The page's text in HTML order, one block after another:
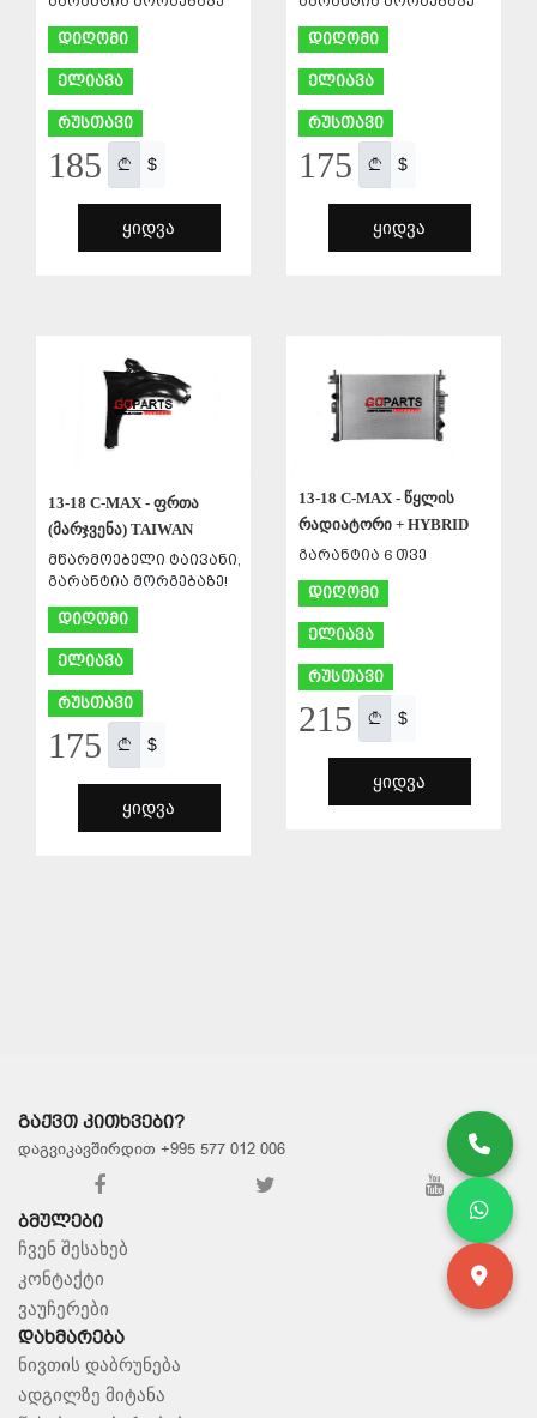
დიღომი
ელიავა
რუსთავი
185 $
ᲧᲘᲓᲕᲐ
დიღომი
ელიავა
რუსთავი
175 $
ᲧᲘᲓᲕᲐ
13-18 C-MAX - ფრთა
(მარჯვენა) TAIWAN
მწარმოებელი ტაივანი,
გარანტია მორგებაზე!
დიღომი
ელიავა
რუსთავი
175 $
ᲧᲘᲓᲕᲐ
13-18 C-MAX - წყლის
რადიატორი + HYBRID
გარანტია 6 თვე
დიღომი
ელიავა
რუსთავი
215 $
ᲧᲘᲓᲕᲐ
ᲒᲐᲥᲕᲗ ᲙᲘᲗᲮᲕᲔᲑᲘ?
დაგვიკავშირდით +995 577 012 006
ᲑᲛᲣᲚᲔᲑᲘ
ჩვენ შესახებ
კონტაქტი
ვაუჩერები
ᲓᲐᲮᲛᲐᲠᲔᲑᲐ
ნივთის დაბრუნება
ადგილზე მიტანა